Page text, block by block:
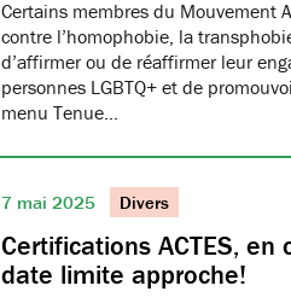
Certains membres du Mouvement
contre l’homophobie, la
d’affirmer ou de réaffirmer leur
personnes LGBTQ+ et de
menu Tenue…
7 mai 2025 Divers
Certifications ACTES,
date limite approche!